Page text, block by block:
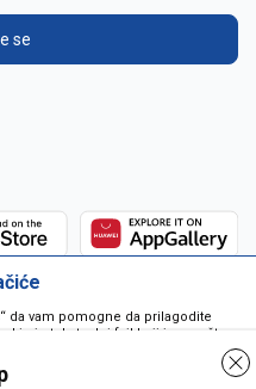
se
da vam pomogne da prilagodite
je tekstualni fajl koji je smešten
računaru. Cookie-i su
biti pročitani od strane web servera